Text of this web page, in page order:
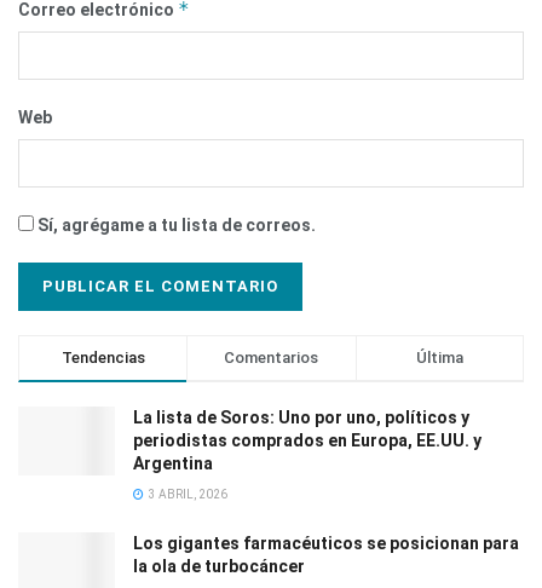
Correo electrónico *
Web
Sí, agrégame a tu lista de correos.
Tendencias Comentarios Última
La lista de Soros: Uno por uno, políticos y
periodistas comprados en Europa, EE.UU. y
Argentina
3 ABRIL, 2026
Los gigantes farmacéuticos se posicionan para
la ola de turbocáncer